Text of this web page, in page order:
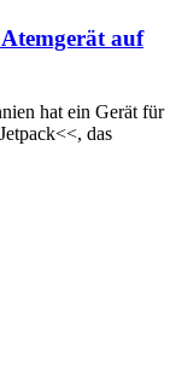
auf
hat ein Gerät für
das